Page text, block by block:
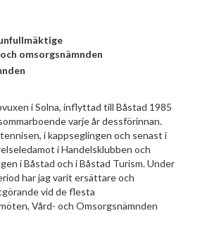
omsorgsnämnden
i Solna, inflyttad till Båstad 1985
varje år dessförinnan.
i kappseglingen och senast i
i Handelsklubben och
i Båstad och i Båstad Turism. Under
har jag varit ersättare och
vid de flesta
Vård- och Omsorgsnämnden